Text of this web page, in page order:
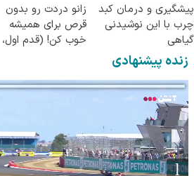
پیشگیری و درمان کبد
چرب با این نوشیدنی
گیاهی
زانو دردت رو بدون
قرص برای همیشه
خوب کن! (قدم اول،
زنده پیشنهادی